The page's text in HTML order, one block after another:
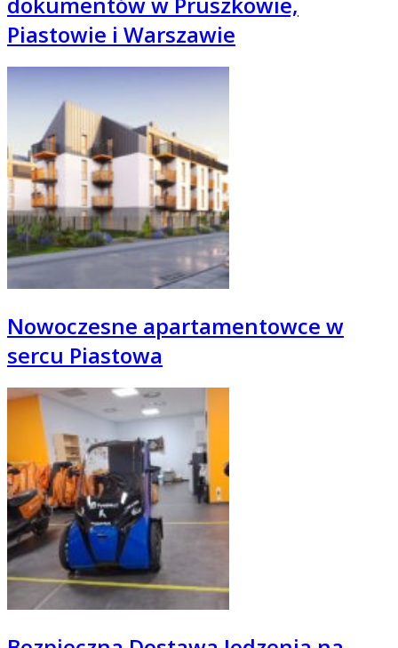
Piastowie i Warszawie
Nowoczesne apartamentowce w
sercu Piastowa